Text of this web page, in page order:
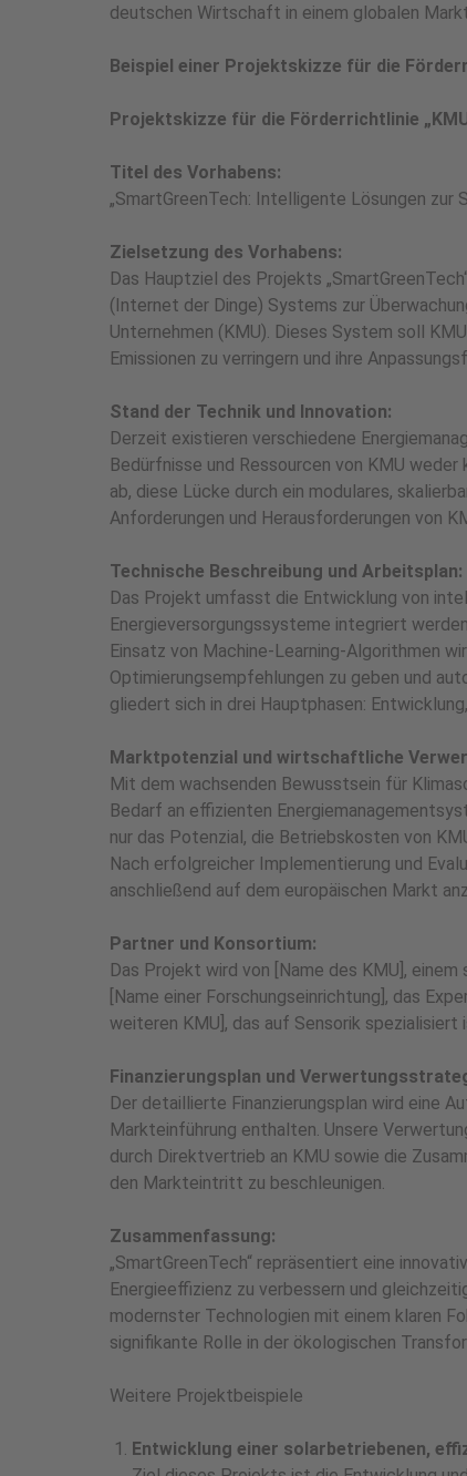
deutschen Wirtschaft in einem globalen
Beispiel einer Projektskizze für die
Projektskizze für die Förderrichtlinie
Titel des Vorhabens:
„SmartGreenTech: Intelligente Lösungen zur
Zielsetzung des Vorhabens:
Das Hauptziel des Projekts
(Internet der Dinge) Systems zur
Unternehmen (KMU). Dieses System soll
Emissionen zu verringern und ihre
Stand der Technik und Innovation:
Derzeit existieren verschiedene
Bedürfnisse und Ressourcen von KMU
ab, diese Lücke durch ein modulares,
Anforderungen und Herausforderungen von
Technische Beschreibung und Arbeitsplan:
Das Projekt umfasst die Entwicklung von
Energieversorgungssysteme integriert
Einsatz von Machine-Learning-Algorithmen
Optimierungsempfehlungen zu geben und
gliedert sich in drei Hauptphasen:
Marktpotenzial und wirtschaftliche
Mit dem wachsenden Bewusstsein für
Bedarf an effizienten
nur das Potenzial, die Betriebskosten von
Nach erfolgreicher Implementierung und
anschließend auf dem europäischen Markt
Partner und Konsortium:
Das Projekt wird von [Name des KMU],
[Name einer Forschungseinrichtung], das
weiteren KMU], das auf Sensorik spezialisiert
Finanzierungsplan und
Der detaillierte Finanzierungsplan wird eine
Markteinführung enthalten. Unsere
durch Direktvertrieb an KMU sowie die
den Markteintritt zu beschleunigen.
Zusammenfassung:
„SmartGreenTech“ repräsentiert eine
Energieeffizienz zu verbessern und
modernster Technologien mit einem klaren
signifikante Rolle in der ökologischen
Weitere Projektbeispiele
Entwicklung einer solarbetriebenen,